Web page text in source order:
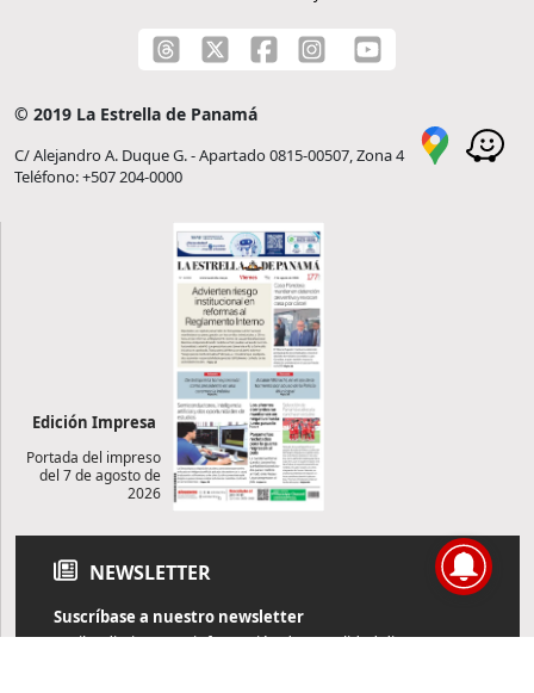
© 2019 La Estrella de Panamá
C/ Alejandro A. Duque G. - Apartado 0815-00507, Zona 4
Teléfono: +507 204-0000
Edición Impresa
Portada del impreso
del 7 de agosto de
2026
NEWSLETTER
Suscríbase a nuestro newsletter
Reciba diariamente información de actualidad directamente en